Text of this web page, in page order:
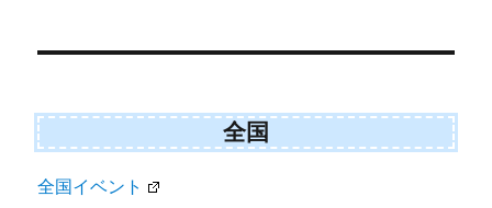
navigation
全国
全国イベント